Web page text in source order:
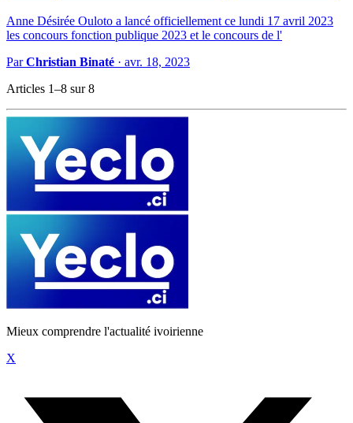
Anne Désirée Ouloto a lancé officiellement ce lundi 17 avril 2023
les concours fonction publique 2023 et le concours de l'
ParChristian Binaté · avr. 18, 2023
Articles 1–8 sur 8
Mieux comprendre l'actualité ivoirienne
X